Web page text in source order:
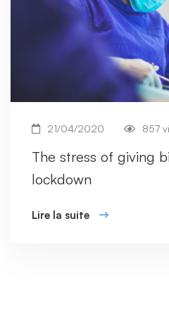
21/04/2020 857
The stress of giving
lockdown
Lire la suite